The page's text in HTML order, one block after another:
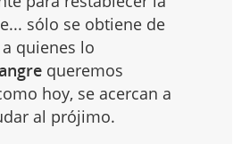
sólo se obtiene de
quienes lo
queremos
hoy, se acercan a
al prójimo.